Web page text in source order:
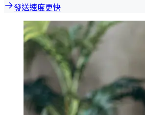
發送速度更快